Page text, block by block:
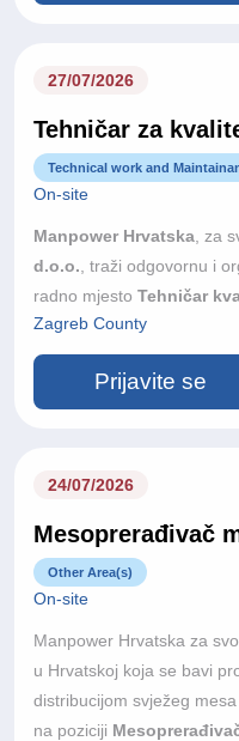
suvremeno opremljenim
tim u kojem kvaliteta
službu voditi od samog
27/07/2026
Tehničar za
Technical work and
On-site
Manpower Hrvatska , za
d.o.o. , traži odgovornu i
radno mjesto Tehničar
Zagreb County
Prijavite se
24/07/2026
Mesoprerađivač
Other Area(s)
On-site
Manpower Hrvatska za
u Hrvatskoj koja se bavi
distribucijom svježeg
na poziciji